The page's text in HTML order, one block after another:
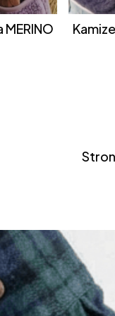
Kamizelka